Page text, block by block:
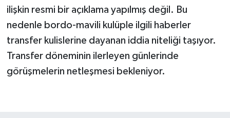
ilişkin resmi bir açıklama yapılmış değil. Bu
nedenle bordo-mavili kulüple ilgili haberler
transfer kulislerine dayanan iddia niteliği taşıyor.
Transfer döneminin ilerleyen günlerinde
görüşmelerin netleşmesi bekleniyor.